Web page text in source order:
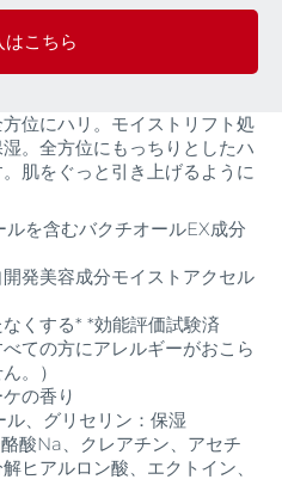
はこちら
位にハリ。モイストリフト処
。全方位にもっちりとしたハ
肌をぐっと引き上げるように
ルを含むバクチオールEX成分
発美容成分モイストアクセル
くする* *効能評価試験済
ての方にアレルギーがおこら
。）
の香り
、グリセリン：保湿
酸Na、クレアチン、アセチ
ヒアルロン酸、エクトイン、